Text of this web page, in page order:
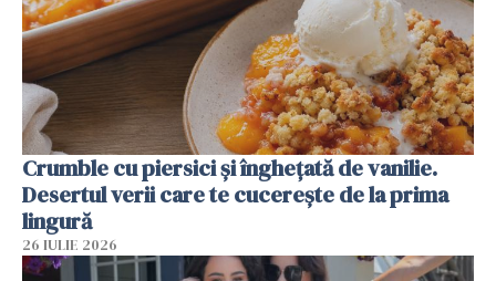
Crumble cu piersici și înghețată de vanilie.
Desertul verii care te cucerește de la prima
lingură
26 IULIE 2026